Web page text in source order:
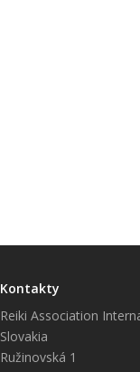
Kontakty
Reiki Association
Slovakia
Ružinovská 1